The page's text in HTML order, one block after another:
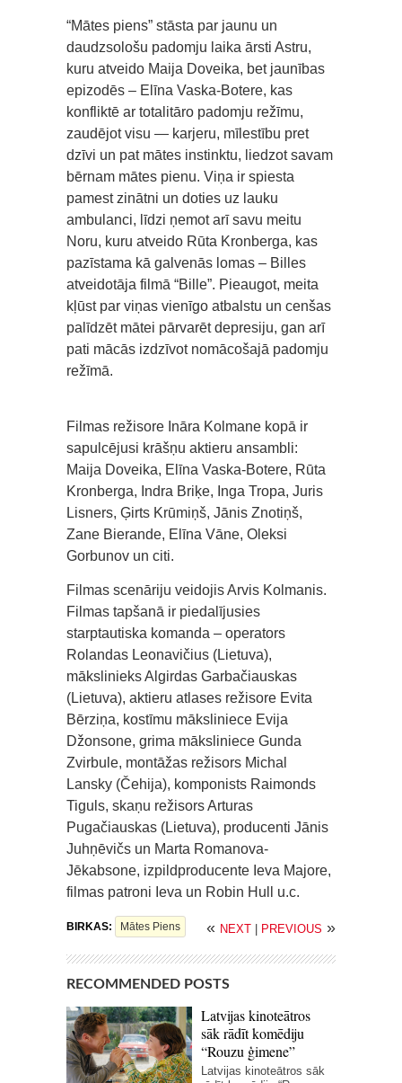
“Mātes piens” stāsta par jaunu un
daudzsološu padomju laika ārsti Astru,
kuru atveido Maija Doveika, bet jaunības
epizodēs – Elīna Vaska-Botere, kas
konfliktē ar totalitāro padomju režīmu,
zaudējot visu — karjeru, mīlestību pret
dzīvi un pat mātes instinktu, liedzot savam
bērnam mātes pienu. Viņa ir spiesta
pamest zinātni un doties uz lauku
ambulanci, līdzi ņemot arī savu meitu
Noru, kuru atveido Rūta Kronberga, kas
pazīstama kā galvenās lomas – Billes
atveidotāja filmā “Bille”. Pieaugot, meita
kļūst par viņas vienīgo atbalstu un cenšas
palīdzēt mātei pārvarēt depresiju, gan arī
pati mācās izdzīvot nomācošajā padomju
režīmā.
Filmas režisore Ināra Kolmane kopā ir
sapulcējusi krāšņu aktieru ansambli:
Maija Doveika, Elīna Vaska-Botere, Rūta
Kronberga, Indra Briķe, Inga Tropa, Juris
Lisners, Ģirts Krūmiņš, Jānis Znotiņš,
Zane Bierande, Elīna Vāne, Oleksi
Gorbunov un citi.
Filmas scenāriju veidojis Arvis Kolmanis.
Filmas tapšanā ir piedalījusies
starptautiska komanda – operators
Rolandas Leonavičius (Lietuva),
mākslinieks Algirdas Garbačiauskas
(Lietuva), aktieru atlases režisore Evita
Bērziņa, kostīmu māksliniece Evija
Džonsone, grima māksliniece Gunda
Zvirbule, montāžas režisors Michal
Lansky (Čehija), komponists Raimonds
Tiguls, skaņu režisors Arturas
Pugačiauskas (Lietuva), producenti Jānis
Juhņēvičs un Marta Romanova-
Jēkabsone, izpildproducente Ieva Majore,
filmas patroni Ieva un Robin Hull u.c.
BIRKAS: Mātes Piens « NEXT PREVIOUS »
RECOMMENDED POSTS
Latvijas kinoteātros
sāk rādīt komēdiju
“Rouzu ģimene”
Latvijas kinoteātros sāk